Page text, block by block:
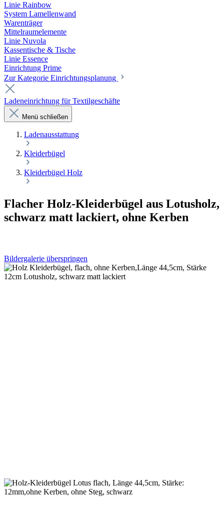
Linie Rainbow
System Lamellenwand
Warenträger
Mittelraumelemente
Linie Nuvola
Kassentische & Tische
Linie Essence
Einrichtung Prime
Zur Kategorie Einrichtungsplanung
Ladeneinrichtung für Textilgeschäfte
Menü schließen
Laden­ausstattung
Kleiderbügel
Kleiderbügel Holz
Flacher Holz-Kleiderbügel aus Lotusholz,
schwarz matt lackiert, ohne Kerben
Bildergalerie überspringen